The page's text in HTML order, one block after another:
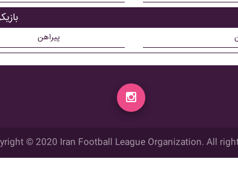
پیراهن
© 2020 Iran Football League Organization. All